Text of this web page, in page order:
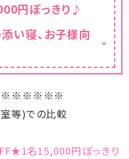
円ぽっきり♪
い寝、お子様向
専用メニューのお
。
は、大人1人につ
人までご利用頂け
望の場合、幼児(食
さい。
※※※※※※※※
等)での比較
名15,000円ぽっきり